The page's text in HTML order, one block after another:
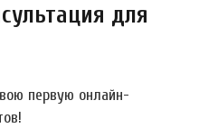
для
первую онлайн-